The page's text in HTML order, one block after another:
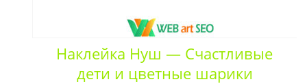
Наклейка Нуш — Счастливые
дети и цветные шарики